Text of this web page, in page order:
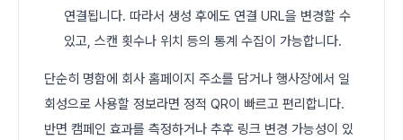
연결됩니다. 따라서 생성 후에도 연결 URL을 변경할 수
있고, 스캔 횟수나 위치 등의 통계 수집이 가능합니다.
단순히 명함에 회사 홈페이지 주소를 담거나 행사장에서 일
회성으로 사용할 정보라면 정적 QR이 빠르고 편리합니다.
반면 캠페인 효과를 측정하거나 추후 링크 변경 가능성이 있